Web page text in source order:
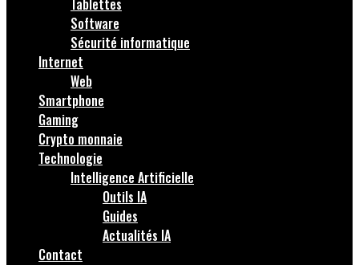
Tablettes
Software
Sécurité informatique
Internet
Web
Smartphone
Gaming
Crypto monnaie
Technologie
Intelligence Artificielle
Outils IA
Guides
Actualités IA
Contact